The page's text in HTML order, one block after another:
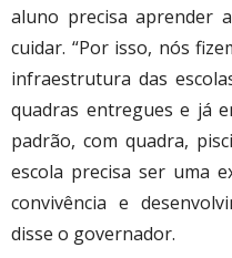
aluno precisa aprender
cuidar. “Por isso, nós
infraestrutura das
quadras entregues e já
padrão, com quadra,
escola precisa ser uma
convivência e
disse o governador.